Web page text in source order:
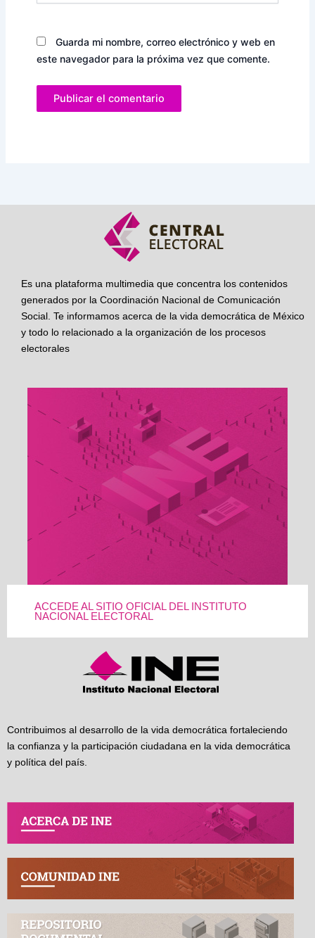
Guarda mi nombre, correo electrónico y web en
este navegador para la próxima vez que comente.
Es una plataforma multimedia que concentra los contenidos
generados por la Coordinación Nacional de Comunicación
Social. Te informamos acerca de la vida democrática de México
y todo lo relacionado a la organización de los procesos
electorales
ACCEDE AL SITIO OFICIAL DEL INSTITUTO
NACIONAL ELECTORAL
Contribuimos al desarrollo de la vida democrática fortaleciendo
la confianza y la participación ciudadana en la vida democrática
y política del país.